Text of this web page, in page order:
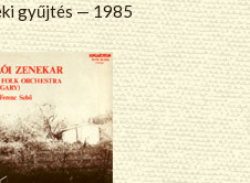
gyűjtés — 1985